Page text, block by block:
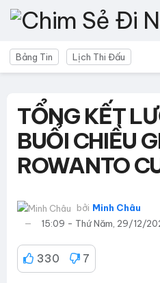
Bảng Tin Lịch Thi Đấu
TỔNG KẾT
BUỔI CHIỀU
ROWANTO
bởi Minh Châu
15:09 - Thứ Năm, 29/12/
330 7